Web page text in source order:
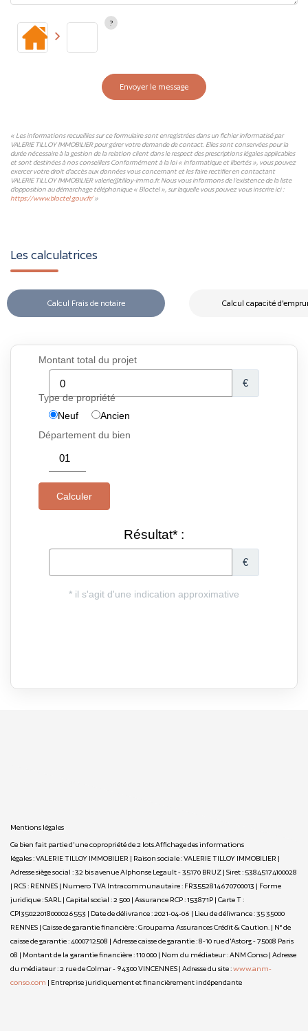
Envoyer le message
« Les informations recueillies sur ce formulaire sont enregistrées dans un fichier informatisé par
VALERIE TILLOY IMMOBILIER pour gérer votre demande de contact. Elles sont conservées pour la
durée nécessaire à la gestion de la relation client dans le respect des prescriptions légales applicables
et sont destinées à nos conseillers Conformément à la loi « informatique et libertés », vous pouvez
exercer votre droit d'accès aux données vous concernant et les faire rectifier en contactant
VALERIE TILLOY IMMOBILIER valerie@tilloy-immo.fr. Nous vous informons de l'existence de la liste
d'opposition au démarchage téléphonique « Bloctel », sur laquelle vous pouvez vous inscrire ici :
https://www.bloctel.gouv.fr/»
Les calculatrices
Calcul Frais de notaire Calcul capacité
Mentions légales
Ce bien fait partie d'une copropriété de 2 lots.Affichage des informations
légales : VALERIE TILLOY IMMOBILIER | Raison sociale : VALERIE TILLOY IMMOBILIER |
Adresse siège social : 32 bis avenue Alphonse Legault - 35170 BRUZ | Siret : 53845174100028
| RCS : RENNES | Numero TVA Intracommunautaire : FR3552814670700013 | Forme
juridique : SARL | Capital social : 2 500 | Assurance RCP : 153871P | Carte T :
CPI35022018000026553 | Date de délivrance : 2021-04-06 | Lieu de délivrance : 35 35000
RENNES | Caisse de garantie financière : Groupama Assurances Crédit & Caution. | N° de
caisse de garantie : 4000712508 | Adresse caisse de garantie : 8-10 rue d'Astorg - 75008 Paris
08 | Montant de la garantie financière : 110 000 | Nom du médiateur : ANM Conso | Adresse
du médiateur : 2 rue de Colmar - 94300 VINCENNES | Adresse du site :www.anm-
conso.com | Entreprise juridiquement et financièrement indépendante